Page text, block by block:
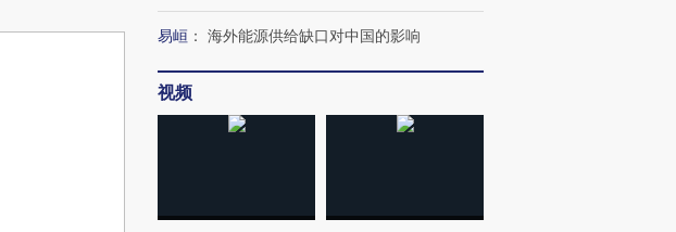
易峘 ： 海外能源供给缺口对中国的影响
视频